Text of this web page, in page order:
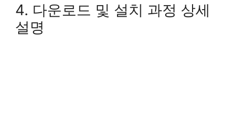
4. 다운로드 및 설치 과정 상세
설명